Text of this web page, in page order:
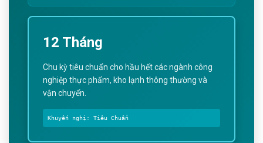
12 Tháng
Chu kỳ tiêu chuẩn cho hầu hết các ngành công
nghiệp thực phẩm, kho lạnh thông thường và
vận chuyển.
Khuyến nghị: Tiêu Chuẩn